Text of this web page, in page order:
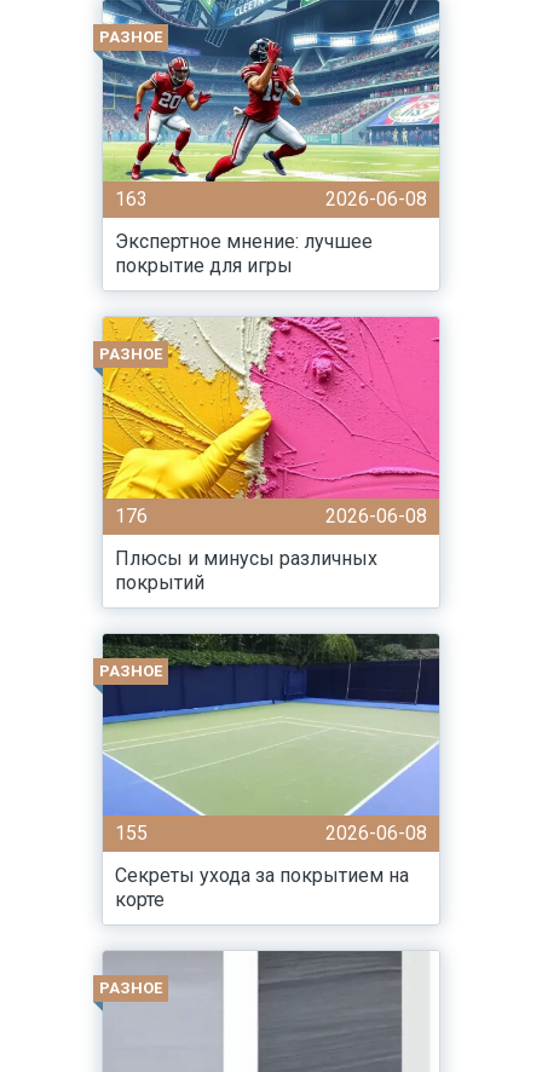
РАЗНОЕ
163
2026-06-08
Экспертное мнение: лучшее
покрытие для игры
РАЗНОЕ
176
2026-06-08
Плюсы и минусы различных
покрытий
РАЗНОЕ
155
2026-06-08
Секреты ухода за покрытием на
корте
РАЗНОЕ